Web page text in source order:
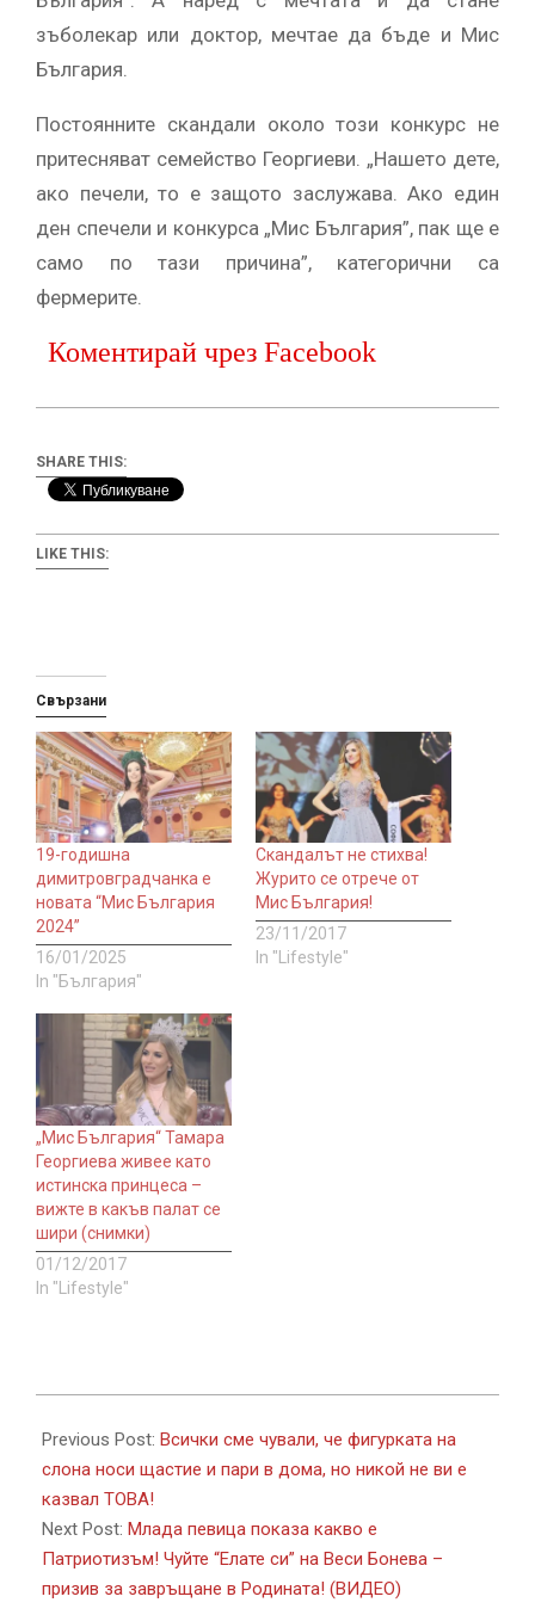
зъболекар или доктор, мечтае да бъде и Мис
България.
Постоянните скандали около този конкурс не
притесняват семейство Георгиеви. „Нашето дете,
ако печели, то е защото заслужава. Ако един
ден спечели и конкурса „Мис България”, пак ще е
само по тази причина”, категорични са
фермерите.
Коментирай чрез Facebook
SHARE THIS:
LIKE THIS:
Свързани
19-годишна
димитровградчанка е
новата “Мис България
2024”
16/01/2025
In "България"
Скандалът не стихва!
Журито се отрече от
Мис България!
23/11/2017
In "Lifestyle"
„Мис България“ Тамара
Георгиева живее като
истинска принцеса –
вижте в какъв палат се
шири (снимки)
01/12/2017
In "Lifestyle"
11-
29
Previous Post: Всички сме чували, че фигурката на
слона носи щастие и пари в дома, но никой не ви е
казвал ТОВА!
Next Post: Млада певица показа какво е
Патриотизъм! Чуйте “Елате си” на Веси Бонева –
призив за завръщане в Родината! (ВИДЕО)